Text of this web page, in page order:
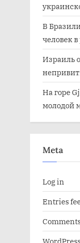
В
человек
Израиль
На горе
молодой
Meta
Log in
Entries